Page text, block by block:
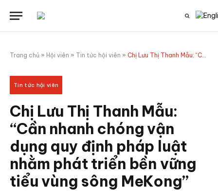
Trang chủ » Hội viên » Tin tức hội viên » Chị Lưu Thị Thanh Mẫu: “Cần nhanh chóng vận dụng quy định pháp luật nhằm phát triển bền vững tiểu vùng sông MeKong”
Tin tức hội viên
Chị Lưu Thị Thanh Mẫu:
“Cần nhanh chóng vận
dụng quy định pháp luật
nhằm phát triển bền vững
tiểu vùng sông MeKong”